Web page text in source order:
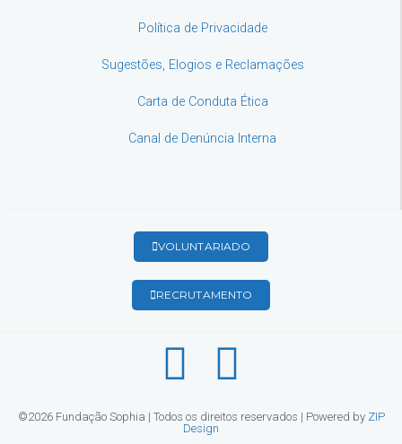
Política de Privacidade
Sugestões, Elogios e Reclamações
Carta de Conduta Ética
Canal de Denúncia Interna
VOLUNTARIADO
RECRUTAMENTO
©2026 Fundação Sophia | Todos os direitos reservados | Powered by ZIP
Design